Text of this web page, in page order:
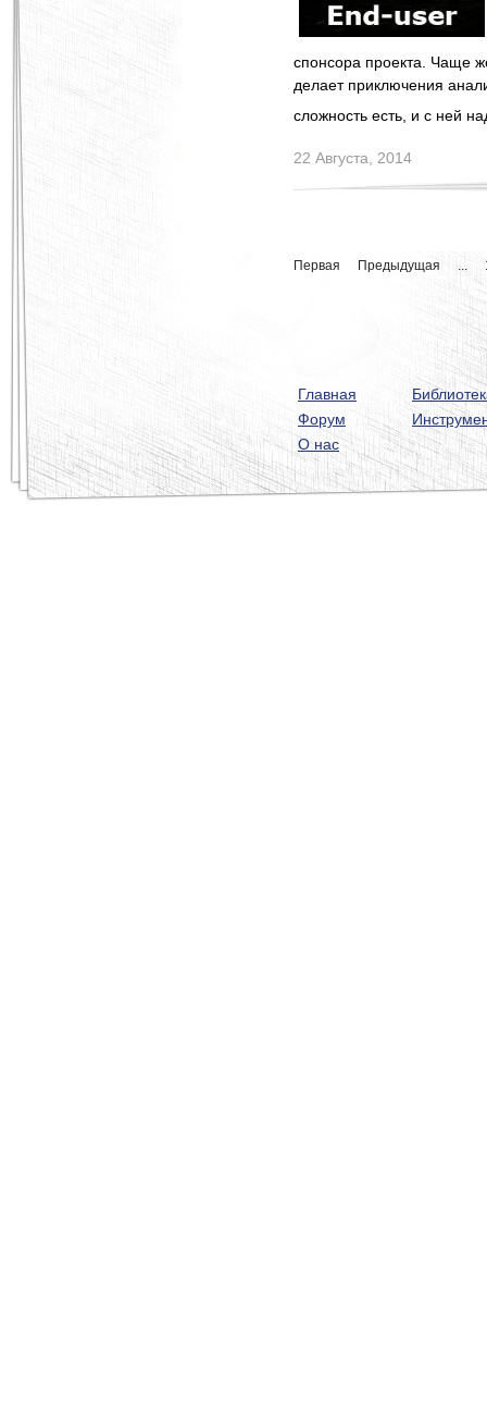
спонсора проекта. Чаще
делает приключения
сложность есть, и с ней
22 Августа, 2014
Первая Предыдущая ...
Главная
Форум
О нас